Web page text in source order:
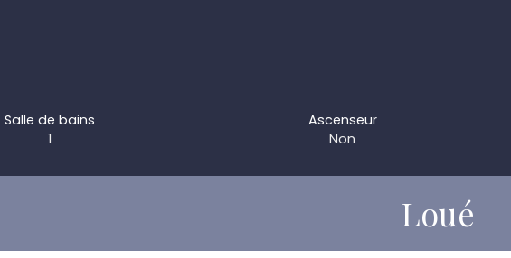
Salle de bains
1
Ascenseur
Non
Loué